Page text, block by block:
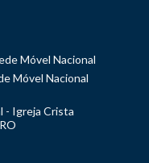
Móvel Nacional
Móvel Nacional
- Igreja Crista